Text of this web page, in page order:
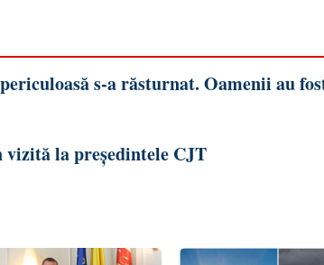
s-a răsturnat. Oamenii au
la președintele CJT